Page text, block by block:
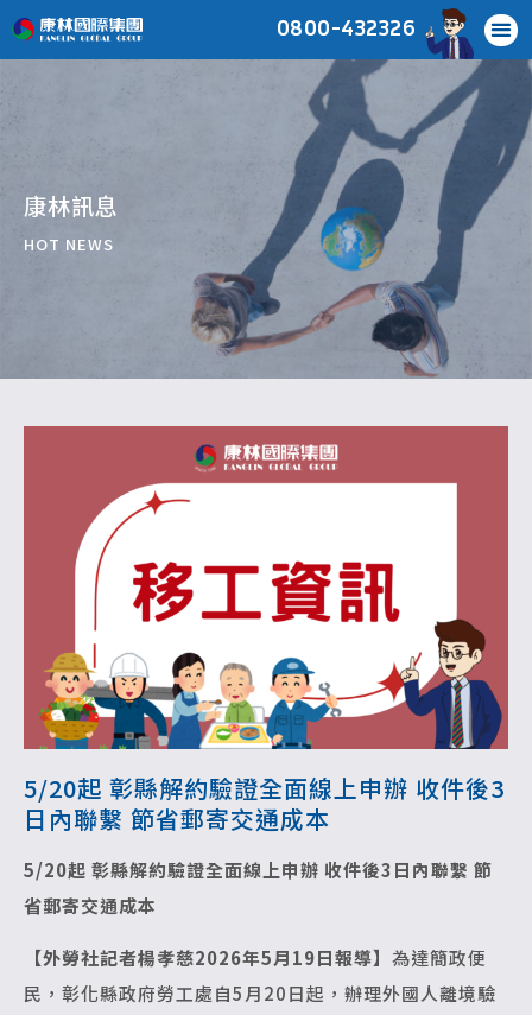
0800-432326
康林訊息
HOT NEWS
5/20起 彰縣解約驗證全面線上申辦 收件後3
日內聯繫 節省郵寄交通成本
5/20起 彰縣解約驗證全面線上申辦 收件後3日內聯繫 節
省郵寄交通成本
【外勞社記者楊孝慈2026年5月19日報導】 為達簡政便
民，彰化縣政府勞工處自5月20日起，辦理外國人離境驗